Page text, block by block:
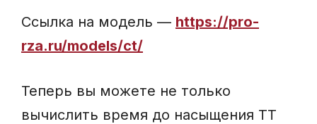
Ссылка на модель — https://pro-
rza.ru/models/ct/
Теперь вы можете не только
вычислить время до насыщения ТТ